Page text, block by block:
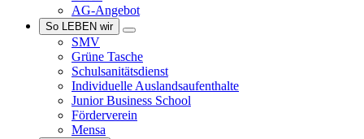
AG-Angebot
So LEBEN wir
SMV
Grüne Tasche
Schulsanitätsdienst
Individuelle Auslandsaufenthalte
Junior Business School
Förderverein
Mensa